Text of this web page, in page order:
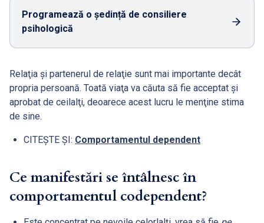
Programează o ședință de consiliere
psihologică
Relaţia şi partenerul de relaţie sunt mai importante decât
propria persoană. Toată viaţa va căuta să fie acceptat şi
aprobat de ceilalţi, deoarece acest lucru le menţine stima
de sine.
CITEȘTE ȘI: Comportamentul dependent
Ce manifestări se întâlnesc în
comportamentul codependent?